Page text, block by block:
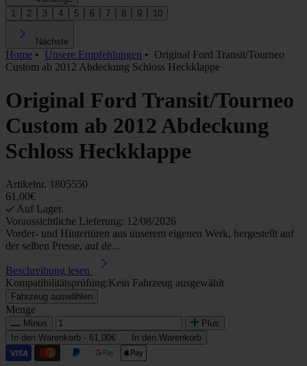
1
2 3 4 5 6 7 8 9 10
Nächste
Home • Unsere Empfehlungen • Original Ford Transit/Tourneo
Custom ab 2012 Abdeckung Schloss Heckklappe
Original Ford Transit/Tourneo
Custom ab 2012 Abdeckung
Schloss Heckklappe
Artikelnr. 1805550
61,00€
Auf Lager.
Voraussichtliche Lieferung: 12/08/2026
Vorder- und Hintertüren aus unserem eigenen Werk, hergestellt auf
der selben Presse, auf de...
Beschreibung lesen
Kompatibilitätsprüfung:Kein Fahrzeug ausgewählt
Fahrzeug auswählen
Menge
Minus
Plus
In den Warenkorb - 61,00€ In den Warenkorb